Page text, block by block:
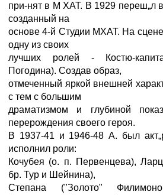
при-нят в M ХАТ. В 1929 переш„л
созданный на
основе 4-й Студии МХАТ. На
одну из своих
лучших ролей - Костю-
Погодина). Создав образ,
отмеченный яркой внешней
с тем с большим
драматизмом и глубиной
перерождения своего героя.
В 1937-41 и 1946-48 А. был
исполнил роли:
Кочубея (о. п. Первенцева),
бр. Тур и Шейнина),
Степана ("Золото"